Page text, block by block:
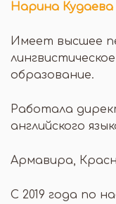
Нарина Кудаева
Имеет высшее
образование.
Работала
английского
Армавира,
С 2019 года по